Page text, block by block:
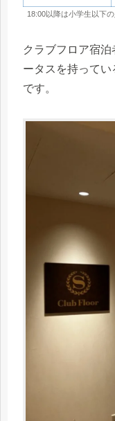
18:00以降は小学生以下
クラブフロア宿
ータスを持って
です。